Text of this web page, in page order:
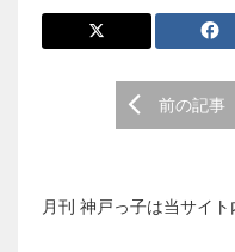
稿
前の記事
月刊 神戸っ子は当サイ